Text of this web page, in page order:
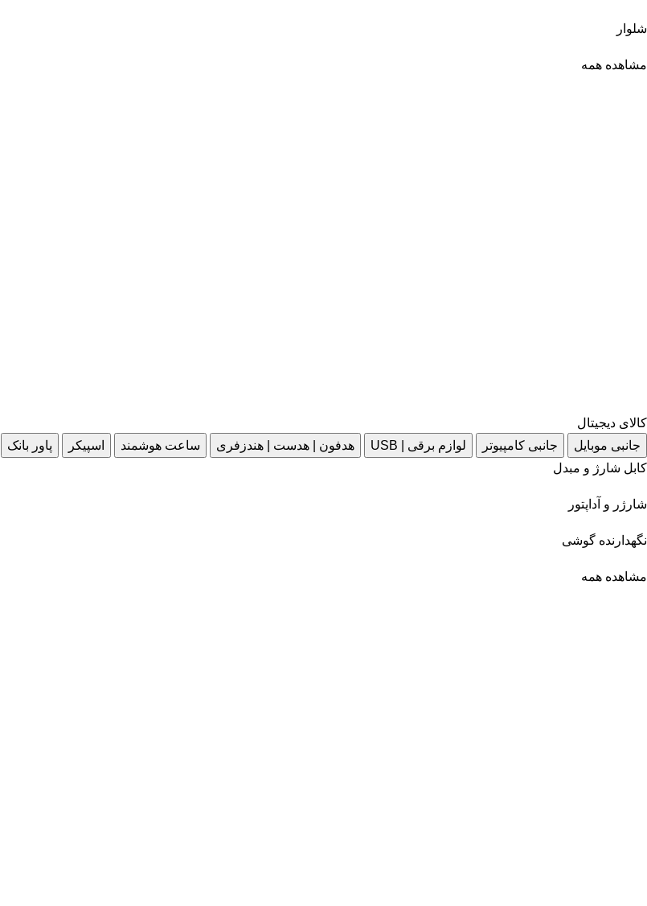
شلوار
مشاهده همه
کالای دیجیتال
جانبی موبایل
جانبی کامپیوتر لوازم برقی | USB هدفون | هدست | هندزفری ساعت هوشمند اسپیکر پاور بانک
کابل شارژ و مبدل
شارژر و آداپتور
نگهدارنده گوشی
مشاهده همه